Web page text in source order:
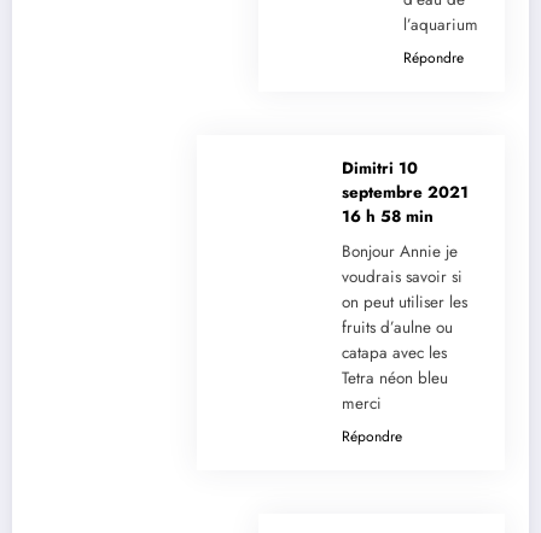
l’aquarium.
Répondre
Dimitri 10
septembre 2021
16 h 58 min
Bonjour Annie je
voudrais savoir si
on peut utiliser les
fruits d’aulne ou
catapa avec les
Tetra néon bleu
merci
Répondre